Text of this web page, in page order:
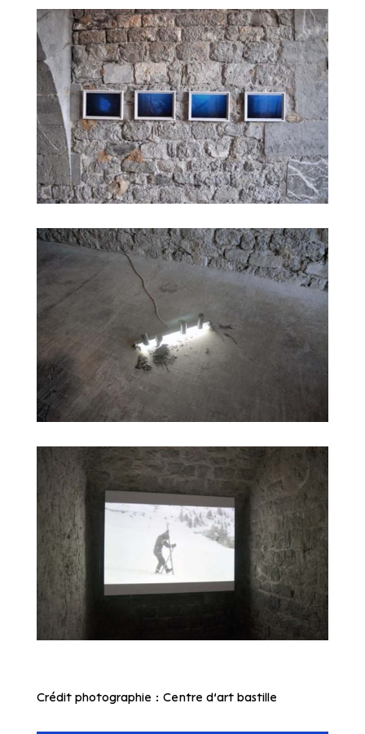
Crédit photographie : Centre d’art bastille